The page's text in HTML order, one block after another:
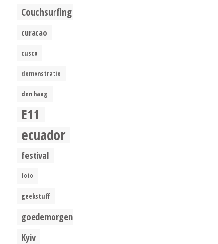
Couchsurfing
curacao
cusco
demonstratie
den haag
E11
ecuador
festival
foto
geekstuff
goedemorgen
Kyiv